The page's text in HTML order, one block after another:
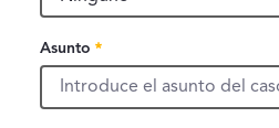
Asunto, campo obligatorio
Asunto
Campo obligatorio